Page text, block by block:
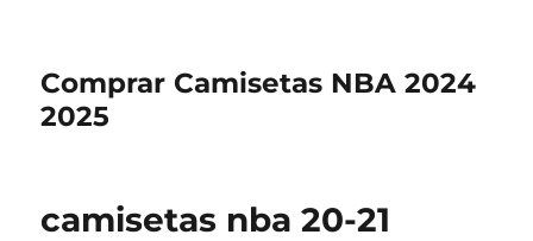
Comprar Camisetas NBA 2024
2025
camisetas nba 20-21